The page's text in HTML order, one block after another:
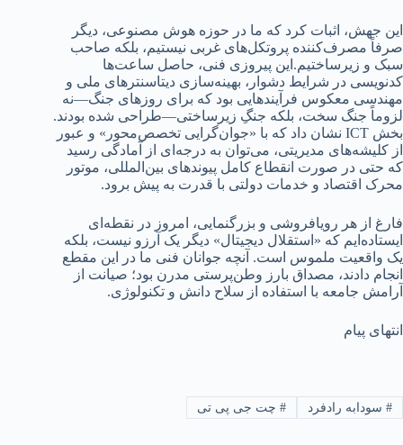
این جهش، اثبات کرد که ما در حوزه هوش مصنوعی، دیگر
صرفاً مصرف‌کننده پروتکل‌های غربی نیستیم، بلکه صاحب
سبک و زیرساختیم.این پیروزی فنی، حاصل ساعت‌ها
کدنویسی در شرایط دشوار، بهینه‌سازی دیتاسنترهای ملی و
مهندسی معکوس فرآیندهایی بود که برای روزهای جنگ—نه
لزوماً جنگ سخت، بلکه جنگِ زیرساختی—طراحی شده بودند.
بخش ICT نشان داد که با «جوان‌گرایی تخصص‌محور» و عبور
از کلیشه‌های مدیریتی، می‌توان به درجه‌ای از آمادگی رسید
که حتی در صورت انقطاع کامل پیوندهای بین‌المللی، موتور
محرک اقتصاد و خدمات دولتی با قدرت به پیش برود.
فارغ از هر رویافروشی و بزرگنمایی، امروز در نقطه‌ای
ایستاده‌ایم که «استقلال دیجیتال» دیگر یک آرزو نیست، بلکه
یک واقعیت ملموس است. آنچه جوانان فنی ما در این مقطع
انجام دادند، مصداق بارز وطن‌پرستی مدرن بود؛ صیانت از
آرامش جامعه با استفاده از سلاح دانش و تکنولوژی.
انتهای پیام
#سودابه رادفرد #چت جی پی تی